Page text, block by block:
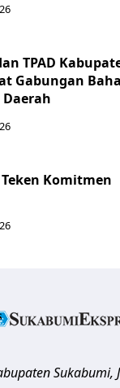
TPAD
Gabungan
Komitmen
Sukabumi,